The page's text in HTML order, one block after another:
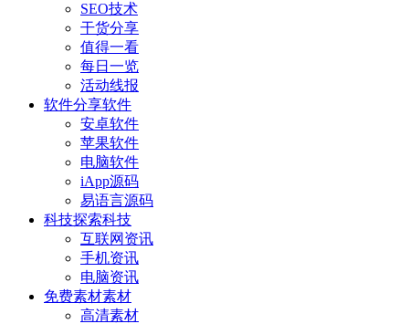
SEO技术
干货分享
值得一看
每日一览
活动线报
软件分享软件
安卓软件
苹果软件
电脑软件
iApp源码
易语言源码
科技探索科技
互联网资讯
手机资讯
电脑资讯
免费素材素材
高清素材